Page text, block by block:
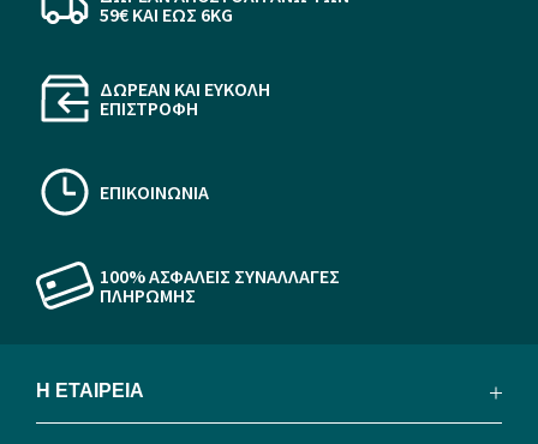
59€ KAI ΕΩΣ 6KG
ΔΩΡΕΑΝ ΚΑΙ ΕΥΚΟΛΗ
ΕΠΙΣΤΡΟΦΗ
ΕΠΙΚΟΙΝΩΝΙΑ
100% ΑΣΦΑΛΕΙΣ ΣΥΝΑΛΛΑΓΕΣ
ΠΛΗΡΩΜΗΣ
Η ΕΤΑΙΡΕΙΑ